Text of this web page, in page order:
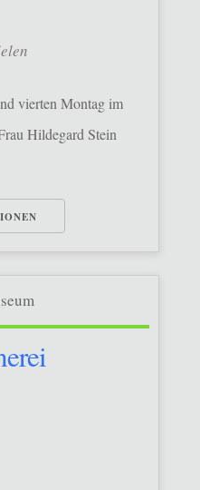
vierten Montag im
Hildegard Stein